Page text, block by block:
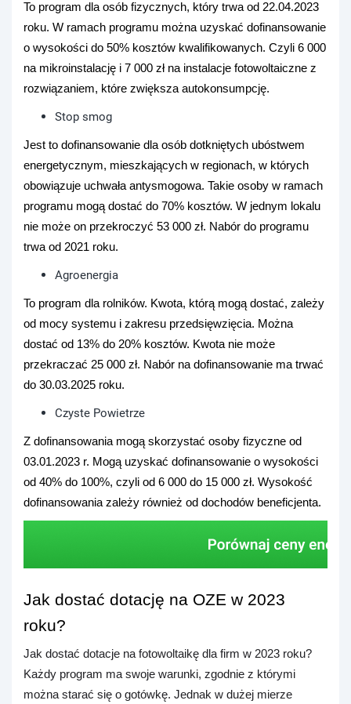
To program dla osób fizycznych, który trwa od 22.04.2023
roku. W ramach programu można uzyskać dofinansowanie
o wysokości do 50% kosztów kwalifikowanych. Czyli 6 000
na mikroinstalację i 7 000 zł na instalacje fotowoltaiczne z
rozwiązaniem, które zwiększa autokonsumpcję.
Stop smog
Jest to dofinansowanie dla osób dotkniętych ubóstwem
energetycznym, mieszkających w regionach, w których
obowiązuje uchwała antysmogowa. Takie osoby w ramach
programu mogą dostać do 70% kosztów. W jednym lokalu
nie może on przekroczyć 53 000 zł. Nabór do programu
trwa od 2021 roku.
Agroenergia
To program dla rolników. Kwota, którą mogą dostać, zależy
od mocy systemu i zakresu przedsięwzięcia. Można
dostać od 13% do 20% kosztów. Kwota nie może
przekraczać 25 000 zł. Nabór na dofinansowanie ma trwać
do 30.03.2025 roku.
Czyste Powietrze
Z dofinansowania mogą skorzystać osoby fizyczne od
03.01.2023 r. Mogą uzyskać dofinansowanie o wysokości
od 40% do 100%, czyli od 6 000 do 15 000 zł. Wysokość
dofinansowania zależy również od dochodów beneficjenta.
Jak dostać dotację na OZE w 2023
roku?
Jak dostać dotacje na fotowoltaikę dla firm w 2023 roku?
Każdy program ma swoje warunki, zgodnie z którymi
można starać się o gotówkę. Jednak w dużej mierze